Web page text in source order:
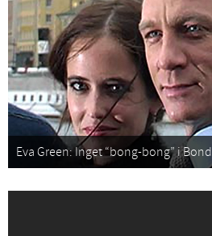
Eva Green: Inget “bong-bong” i Bond